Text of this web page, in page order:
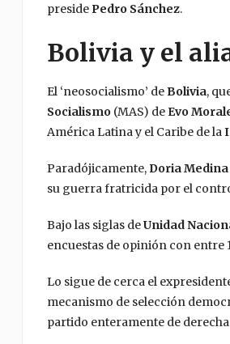
preside Pedro Sánchez.
Bolivia y el
El ‘neosocialismo’ deBolivia,
Socialismo(MAS) de Evo
América Latina y el Caribe de la
Paradójicamente,Doria Medina
su guerra fratricida por el
Bajo las siglas deUnidad
encuestas de opinión con entre
Lo sigue de cerca el
mecanismo de selección
partido enteramente de